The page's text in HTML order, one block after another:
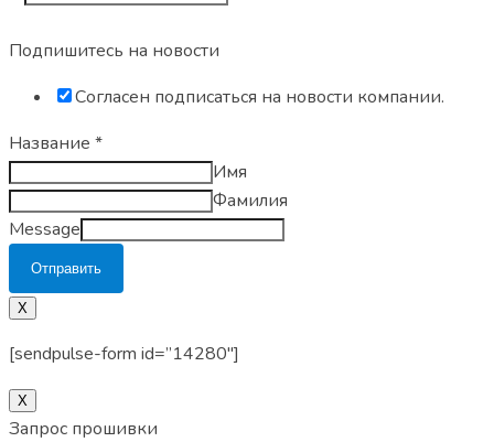
Подпишитесь на новости
Согласен подписаться на новости компании.
Название *
Имя
Фамилия
Message
Отправить
X
[sendpulse-form id=”14280″]
Х
Запрос прошивки